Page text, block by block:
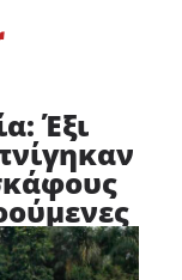
Έξι